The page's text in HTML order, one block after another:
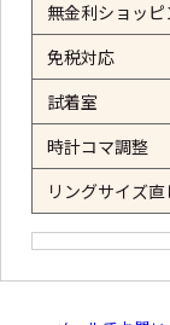
無金利ショッ
免税対応
試着室
時計コマ調整
リングサイズ直